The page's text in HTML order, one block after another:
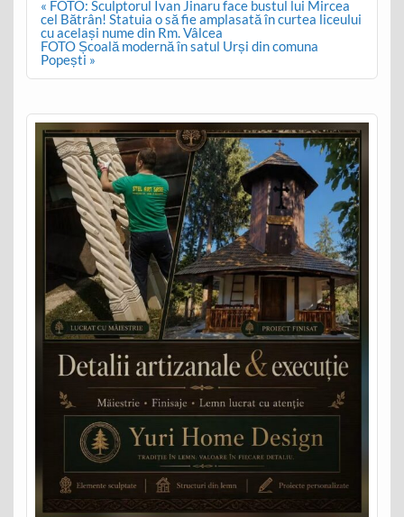
Post
navigation
« FOTO: Sculptorul Ivan Jinaru face bustul lui Mircea
cel Bătrân! Statuia o să fie amplasată în curtea liceului
cu același nume din Rm. Vâlcea
FOTO Școală modernă în satul Urși din comuna
Popești »